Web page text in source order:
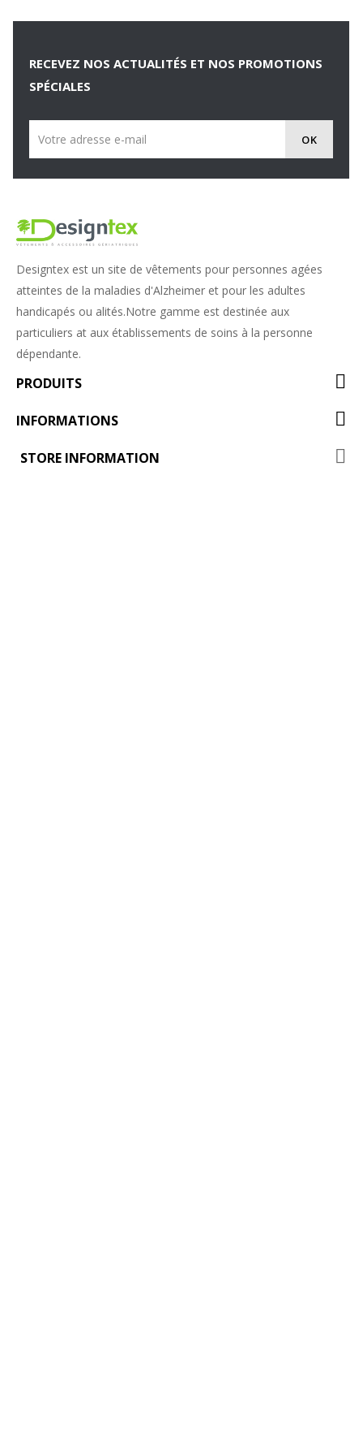
RECEVEZ NOS ACTUALITÉS ET NOS PROMOTIONS
SPÉCIALES
Designtex est un site de vêtements pour personnes agées
atteintes de la maladies d'Alzheimer et pour les adultes
handicapés ou alités.Notre gamme est destinée aux
particuliers at aux établissements de soins à la personne
dépendante.
PRODUITS
INFORMATIONS
STORE INFORMATION